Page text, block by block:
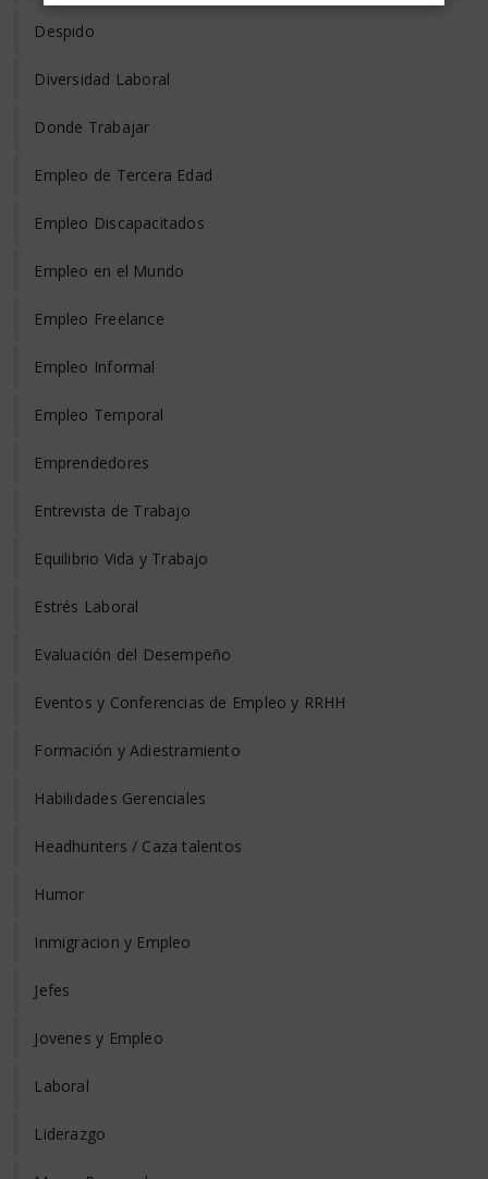
Despido
Diversidad Laboral
Donde Trabajar
Empleo de Tercera Edad
Empleo Discapacitados
Empleo en el Mundo
Empleo Freelance
Empleo Informal
Empleo Temporal
Emprendedores
Entrevista de Trabajo
Equilibrio Vida y Trabajo
Estrés Laboral
Evaluación del Desempeño
Eventos y Conferencias de Empleo y RRHH
Formación y Adiestramiento
Habilidades Gerenciales
Headhunters / Caza talentos
Humor
Inmigracion y Empleo
Jefes
Jovenes y Empleo
Laboral
Liderazgo